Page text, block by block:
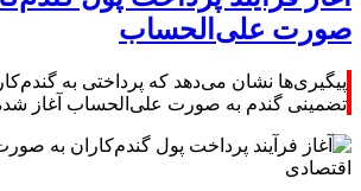
صورت علی‌الحساب
پیگیری‌ها نشان می‌دهد که پرداختی به
تضمینی گندم به صورت علی‌الحساب آغاز
اقتصادی